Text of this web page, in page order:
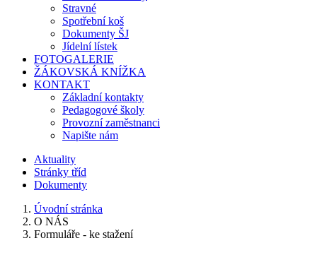
Stravné
Spotřební koš
Dokumenty ŠJ
Jídelní lístek
FOTOGALERIE
ŽÁKOVSKÁ KNÍŽKA
KONTAKT
Základní kontakty
Pedagogové školy
Provozní zaměstnanci
Napište nám
Aktuality
Stránky tříd
Dokumenty
Úvodní stránka
O NÁS
Formuláře - ke stažení